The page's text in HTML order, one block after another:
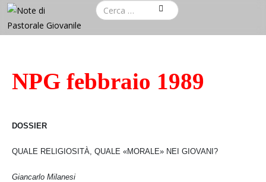
NPG febbraio 1989
DOSSIER
QUALE RELIGIOSITÀ, QUALE «MORALE» NEI GIOVANI?
Giancarlo Milanesi